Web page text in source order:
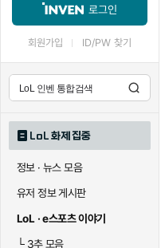
로그인
회원가입 ID/PW 찾기
LoL 화제 집중
정보 · 뉴스 모음
유저 정보 게시판
LoL · e스포츠 이야기
└3추 모음